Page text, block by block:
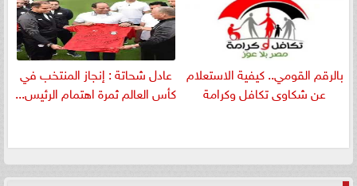
بالرقم القومي.. كيفية الاستعلام
عن شكاوى تكافل وكرامة
عادل شحاتة : إنجاز المنتخب في
كأس العالم ثمرة اهتمام الرئيس...